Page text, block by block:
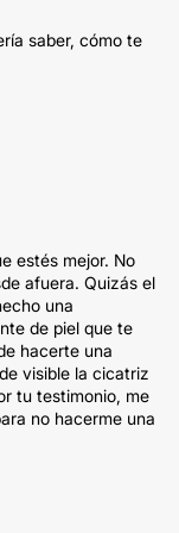
saber, cómo te
estés mejor. No
afuera. Quizás el
una
de piel que te
hacerte una
visible la cicatriz
tu testimonio, me
no hacerme una